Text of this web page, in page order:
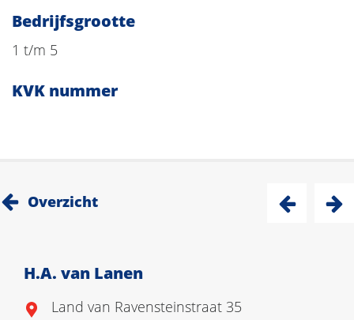
Bedrijfsgrootte
1 t/m 5
KVK nummer
Overzicht
H.A. van Lanen
Land van Ravensteinstraat 35